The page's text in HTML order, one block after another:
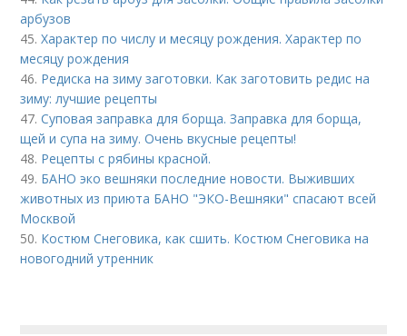
арбузов
45.Характер по числу и месяцу рождения. Характер по
месяцу рождения
46. Редиска на зиму заготовки. Как заготовить редис на
зиму: лучшие рецепты
47.Суповая заправка для борща. Заправка для борща,
щей и супа на зиму. Очень вкусные рецепты!
48. Рецепты с рябины красной.
49. БАНО эко вешняки последние новости. Выживших
животных из приюта БАНО "ЭКО-Вешняки" спасают всей
Москвой
50. Костюм Снеговика, как сшить. Костюм Снеговика на
новогодний утренник